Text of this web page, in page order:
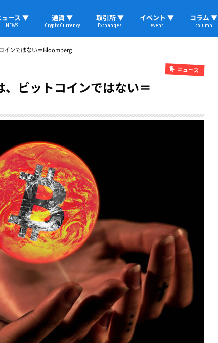
ュース ▼
NEWS
通貨 ▼
CryptoCurrency
取引所 ▼
Exchanges
イベント ▼
event
コラム ▼
column
インではない＝Bloomberg
ニュース
ビットコインではない＝